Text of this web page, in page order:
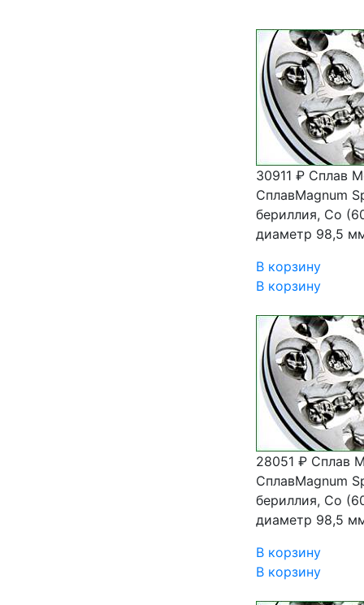
30911 ₽ Сплав
СплавMagnum
бериллия, Co
диаметр 98,5
В корзину
В корзину
28051 ₽ Сплав
СплавMagnum
бериллия, Co
диаметр 98,5
В корзину
В корзину